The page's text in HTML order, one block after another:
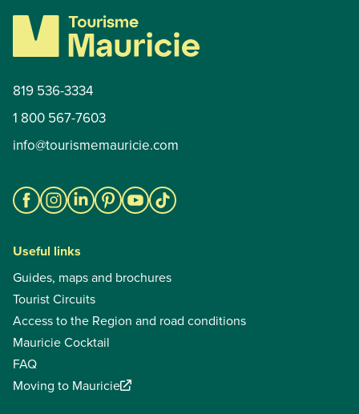
819 536-3334
1 800 567-7603
info@tourismemauricie.com
Useful links
Guides, maps and brochures
Tourist Circuits
Access to the Region and road conditions
Mauricie Cocktail
FAQ
Moving to Mauricie